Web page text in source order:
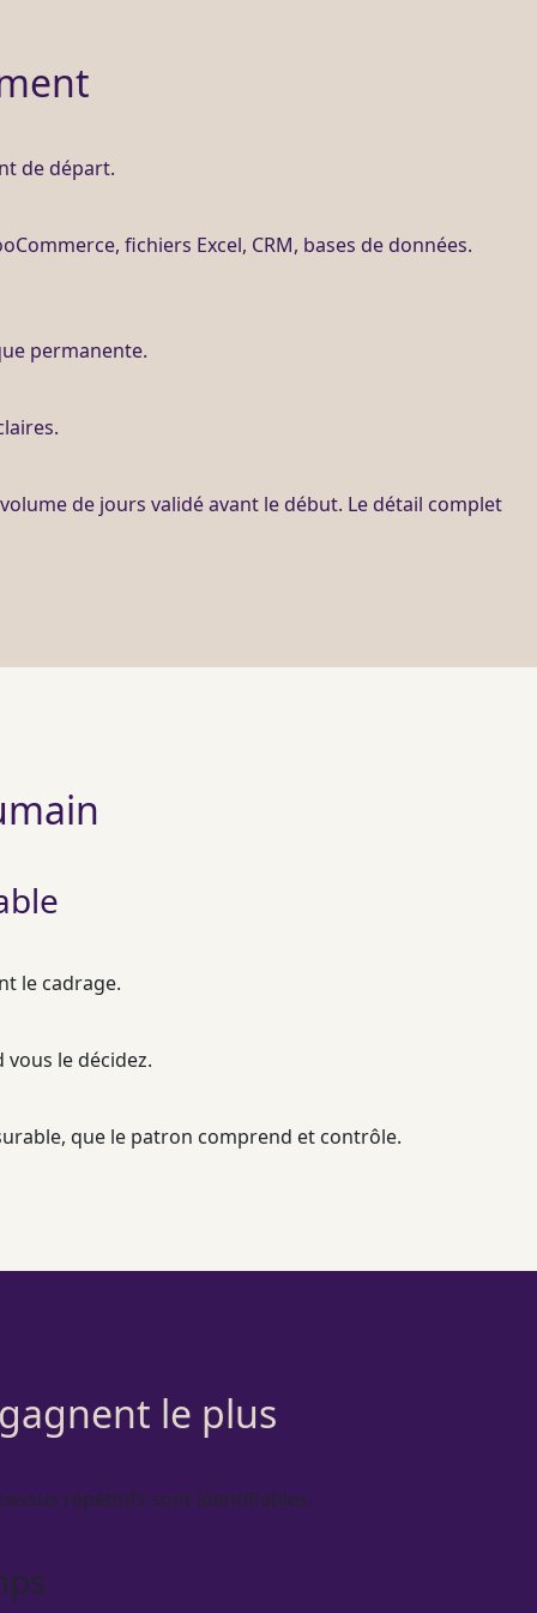
de départ.
, fichiers Excel, CRM, bases de données.
permanente.
de jours validé avant le début. Le détail complet
le cadrage.
le décidez.
que le patron comprend et contrôle.
le plus
répétitifs sont identifiables.